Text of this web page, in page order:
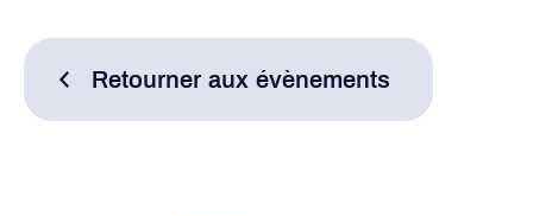
Retourner aux évènements